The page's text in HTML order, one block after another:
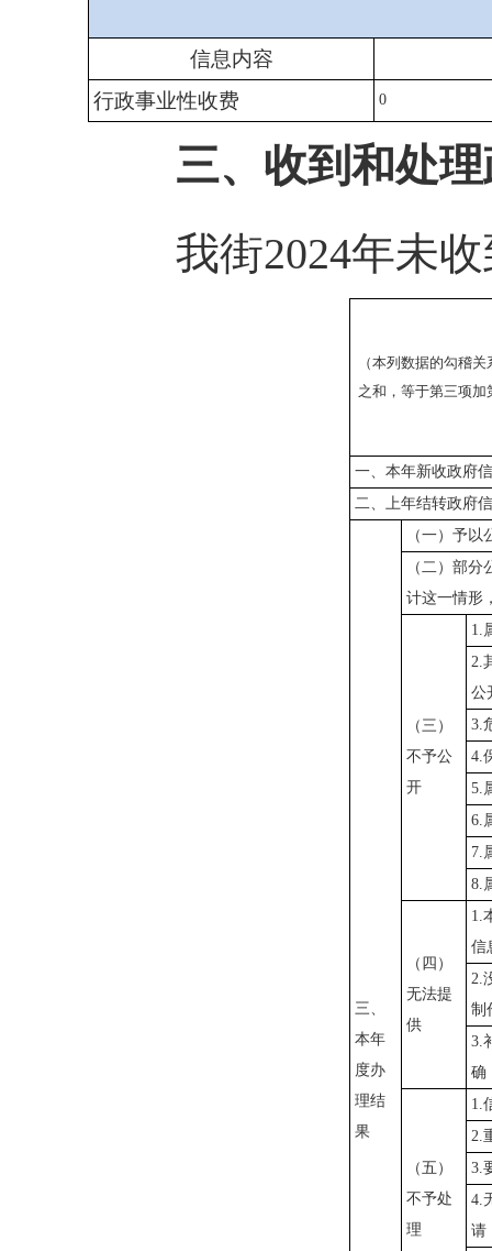
信息内容
行政事业性收费
0
三、收到和处理
我街2024年未收
（本列数据的勾稽
之和，等于第三项加
一、本年新收政府
二、上年结转政府
三、
本年
度办
理结
果
（一）予以
（二）部
计这一情形
（三）
不予公
开
1.
2.
公
3.
4.
5.
6.
7.
8.
（四）
无法提
供
1.
信
2.
制
3.
确
（五）
不予处
理
1.
2.
3.
4.
请